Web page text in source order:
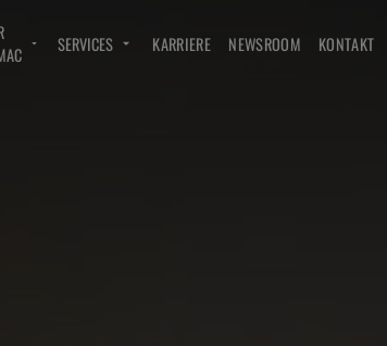
SERVICES KARRIERE NEWSROOM KONTAKT